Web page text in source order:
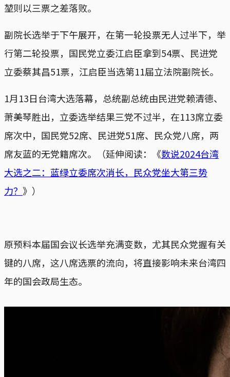
堃则以三票之差落败。
副院长选举于下午展开，在第一轮投票无人过半下，举
行第二轮投票，国民党立委江启臣拿到54票、民进党
立委蔡其昌51票，江启臣当选第11届立法院副院长。
1月13日台湾大选落幕，总统副总统由民进党赖清德、
萧美琴胜出，立委选举结果三党不过半，在113席立委
席次中，国民党52席、民进党51席、民众党八席，两
席友蓝的无党籍席次。（延伸阅读：《数说2024台湾
大选之二：蓝绿立委席次消长，民众党坐大第三势
力？ 》）
原预料本届国会议长选举充满变数，尤其民众党握有关
键的八席，这八席选票的流向，将直接影响未来台湾四
年的国会政局生态。